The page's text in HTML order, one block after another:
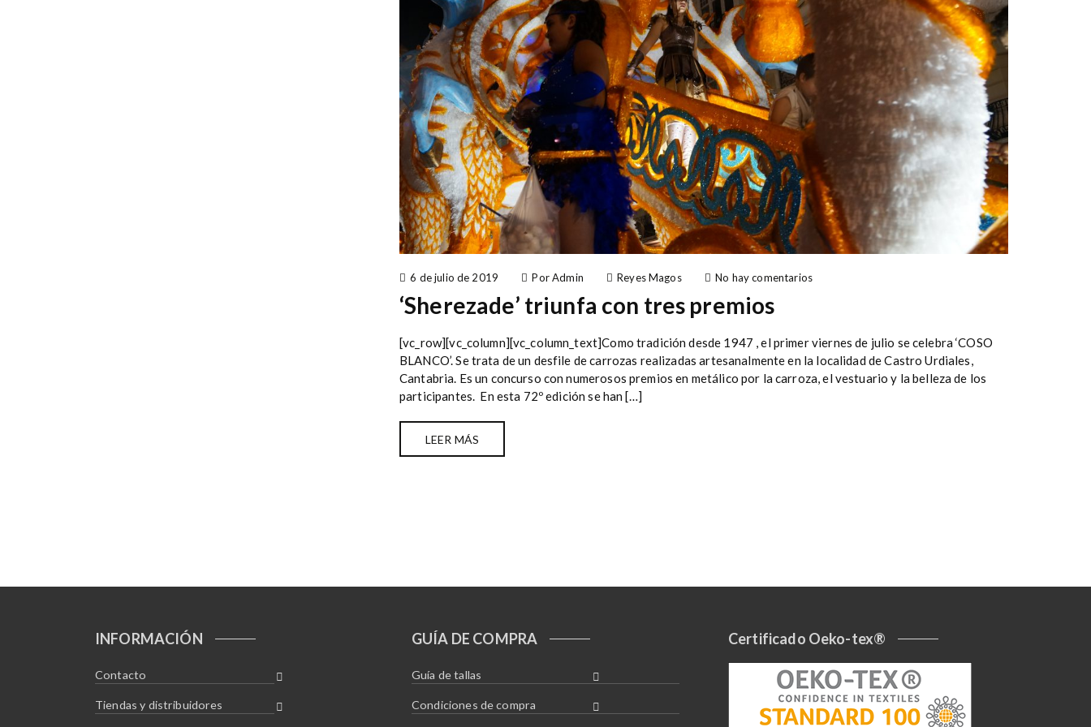
6 de julio de 2019 Por Admin Reyes Magos No hay comentarios
‘Sherezade’ triunfa con tres premios
[vc_row][vc_column][vc_column_text]Como tradición desde 1947 , el primer viernes de julio se celebra ‘COSO
BLANCO’. Se trata de un desfile de carrozas realizadas artesanalmente en la localidad de Castro Urdiales,
Cantabria. Es un concurso con numerosos premios en metálico por la carroza, el vestuario y la belleza de los
participantes. En esta 72º edición se han […]
LEER MÁS
INFORMACIÓN
Contacto
Tiendas y distribuidores
GUÍA DE COMPRA
Guía de tallas
Condiciones de compra
Certificado Oeko-tex®